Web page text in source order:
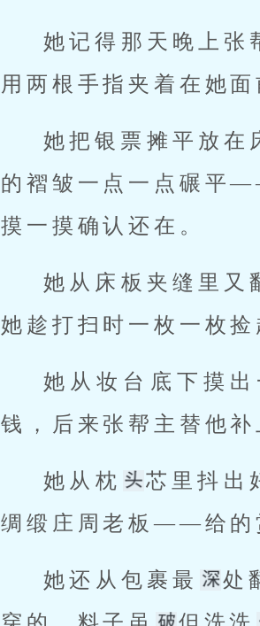
她记得那天晚上张
用两根手指夹着在她
她把银票摊平放在
的褶皱一点一点碾平
摸一摸确认还在。
她从床板夹缝里又
她趁打扫时一枚一枚捡
她从妆台底下摸
钱，后来张帮主替他补
她从枕 芯里抖出
绸缎庄周老板——给的
她还从包裹最 处